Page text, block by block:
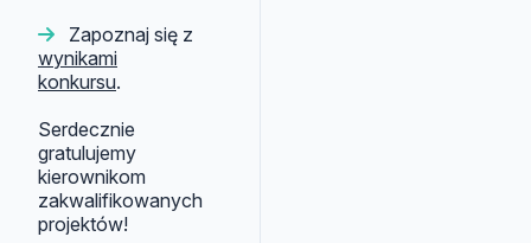
Zapoznaj się z
wynikami
konkursu.
Serdecznie
gratulujemy
kierownikom
zakwalifikowanych
projektów!